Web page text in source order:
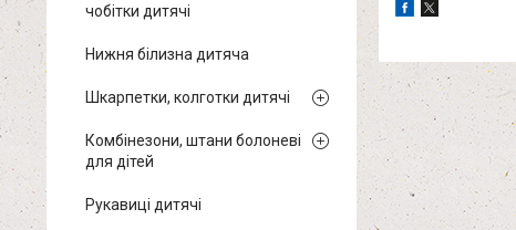
чобітки дитячі
Нижня білизна дитяча
Шкарпетки, колготки дитячі
Комбінезони, штани болоневі
для дітей
Рукавиці дитячі